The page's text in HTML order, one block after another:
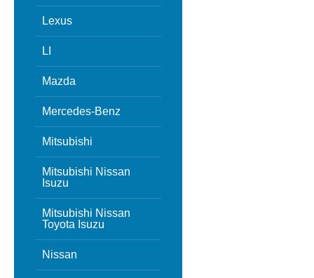
Lexus
LI
Mazda
Mercedes-Benz
Mitsubishi
Mitsubishi Nissan
Isuzu
Mitsubishi Nissan
Toyota Isuzu
Nissan